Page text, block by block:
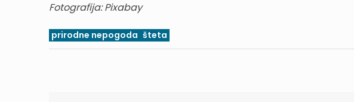
Fotografija: Pixabay
prirodne nepogoda šteta